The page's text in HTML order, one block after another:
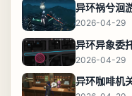
异环祸兮洄
2026-04-29
2026-04-29
异环咖啡机